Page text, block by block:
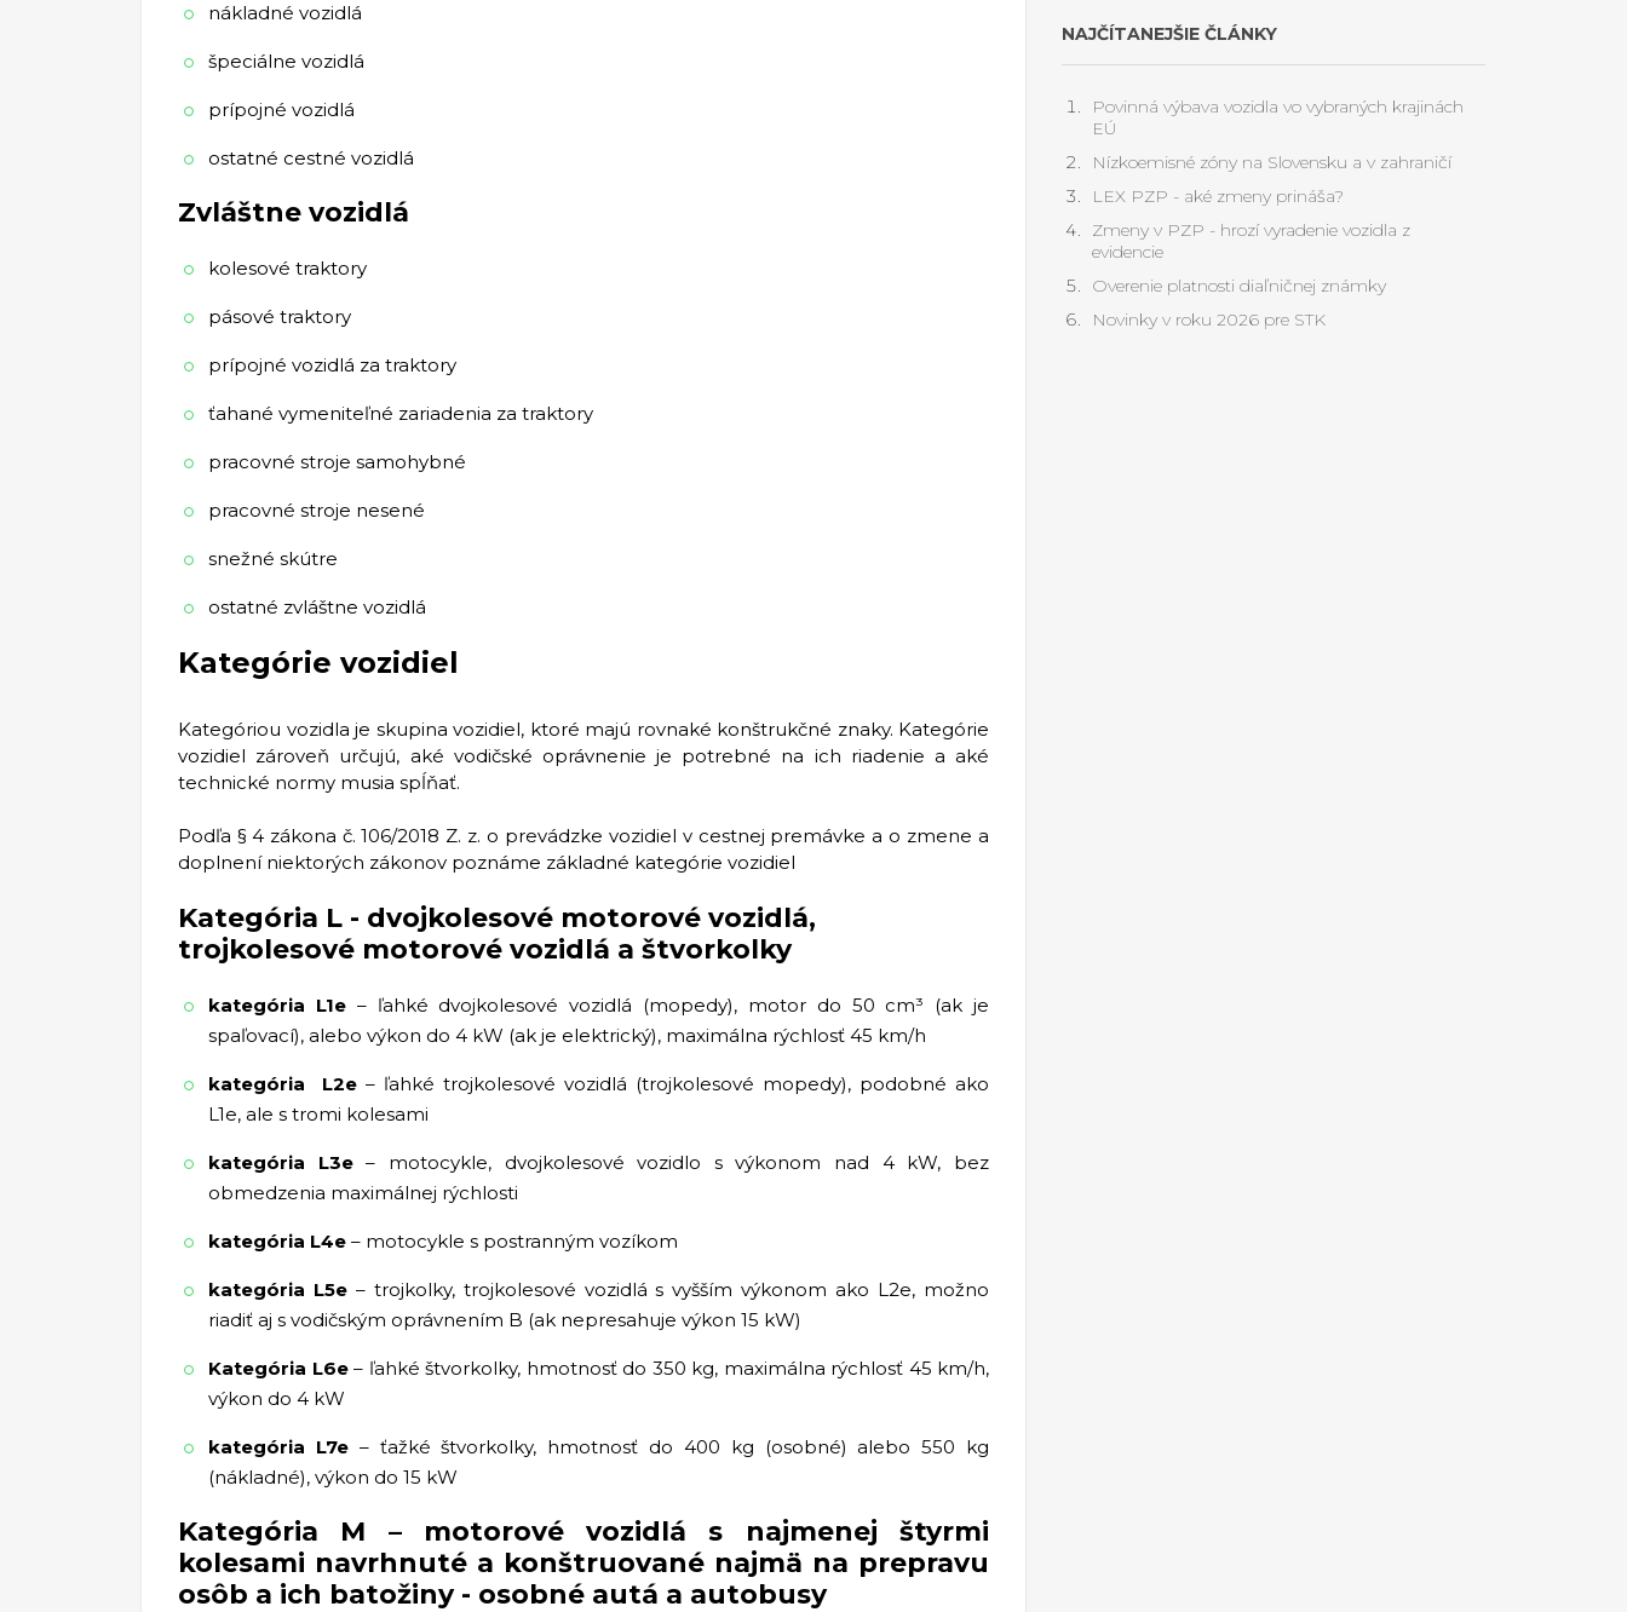
nákladné vozidlá
špeciálne vozidlá
prípojné vozidlá
ostatné cestné vozidlá
Zvláštne vozidlá
kolesové traktory
pásové traktory
prípojné vozidlá za traktory
ťahané vymeniteľné zariadenia za traktory
pracovné stroje samohybné
pracovné stroje nesené
snežné skútre
ostatné zvláštne vozidlá
Kategórie vozidiel
Kategóriou vozidla je skupina vozidiel, ktoré majú rovnaké konštrukčné znaky. Kategórie
vozidiel zároveň určujú, aké vodičské oprávnenie je potrebné na ich riadenie a aké
technické normy musia spĺňať.
Podľa § 4 zákona č. 106/2018 Z. z. o prevádzke vozidiel v cestnej premávke a o zmene a
doplnení niektorých zákonov poznáme základné kategórie vozidiel
Kategória L - dvojkolesové motorové vozidlá,
trojkolesové motorové vozidlá a štvorkolky
kategória L1e – ľahké dvojkolesové vozidlá (mopedy), motor do 50 cm³ (ak je
spaľovací), alebo výkon do 4 kW (ak je elektrický), maximálna rýchlosť 45 km/h
kategória L2e – ľahké trojkolesové vozidlá (trojkolesové mopedy), podobné ako
L1e, ale s tromi kolesami
kategória L3e– motocykle, dvojkolesové vozidlo s výkonom nad 4 kW, bez
obmedzenia maximálnej rýchlosti
kategória L4e – motocykle s postranným vozíkom
kategória L5e – trojkolky, trojkolesové vozidlá s vyšším výkonom ako L2e, možno
riadiť aj s vodičským oprávnením B (ak nepresahuje výkon 15 kW)
Kategória L6e – ľahké štvorkolky, hmotnosť do 350 kg, maximálna rýchlosť 45 km/h,
výkon do 4 kW
kategória L7e – ťažké štvorkolky, hmotnosť do 400 kg (osobné) alebo 550 kg
(nákladné), výkon do 15 kW
Kategória M – motorové vozidlá s najmenej štyrmi
kolesami navrhnuté a konštruované najmä na prepravu
osôb a ich batožiny - osobné autá a autobusy
NAJČÍTANEJŠIE ČLÁNKY
Povinná výbava vozidla vo vybraných krajinách
EÚ
Nízkoemisné zóny na Slovensku a v zahraničí
LEX PZP - aké zmeny prináša?
Zmeny v PZP - hrozí vyradenie vozidla z
evidencie
Overenie platnosti diaľničnej známky
Novinky v roku 2026 pre STK